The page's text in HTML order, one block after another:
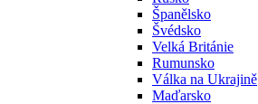
Španělsko
Švédsko
Velká Británie
Rumunsko
Válka na Ukrajině
Maďarsko